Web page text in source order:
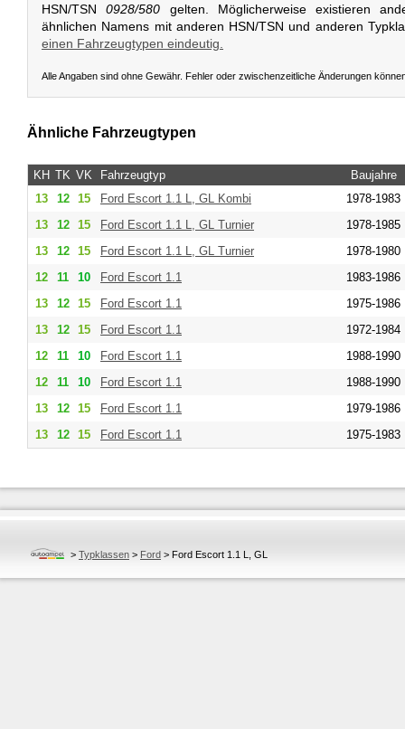
HSN/TSN0928/580 gelten. Möglicherweise existieren
ähnlichen Namens mit anderen HSN/TSN und anderen
einen Fahrzeugtypen eindeutig.
Alle Angaben sind ohne Gewähr. Fehler oder zwischenzeitliche Änderungen
Ähnliche Fahrzeugtypen
KH TK VK Fahrzeugtyp
Baujahre
13
12 15 Ford Escort 1.1 L, GL Kombi
1978-1983
13
12 15 Ford Escort 1.1 L, GL Turnier
1978-1985
13
12 15 Ford Escort 1.1 L, GL Turnier
1978-1980
12
11 10 Ford Escort 1.1
1983-1986
13
12 15 Ford Escort 1.1
1975-1986
13
12 15 Ford Escort 1.1
1972-1984
12
11 10 Ford Escort 1.1
1988-1990
12
11 10 Ford Escort 1.1
1988-1990
13
12 15 Ford Escort 1.1
1979-1986
13
12 15 Ford Escort 1.1 1975-1983
> Typklassen > Ford > Ford Escort 1.1 L, GL